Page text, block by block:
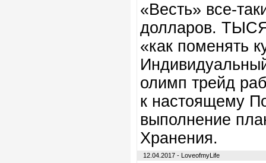
«Весть» все-
долларов.
«как поменять
олимп трейд
к настоящему
выполнение
Хранения.
12.04.2017 - LoveofmyLife